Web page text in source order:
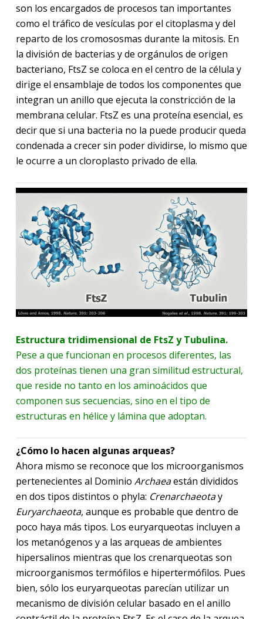
son los encargados de procesos tan importantes
como el tráfico de vesículas por el citoplasma y del
reparto de los cromososmas durante la mitosis. En
la división de bacterias y de orgánulos de origen
bacteriano, FtsZ se coloca en el centro de la célula y
dirige el ensamblaje de todos los componentes que
integran un anillo que ejecuta la constricción de la
membrana celular. FtsZ es una proteína esencial, es
decir que si una bacteria no la puede producir queda
condenada a crecer sin poder dividirse, lo mismo que
le ocurre a un cloroplasto privado de ella.
Estructura tridimensional de FtsZ y Tubulina.
Pese a que funcionan en procesos diferentes, las
dos proteínas tienen una gran similitud estructural,
que reside no tanto en los aminoácidos que
componen sus secuencias, sino en el tipo de
estructuras en hélice y lámina que adoptan.
¿Cómo lo hacen algunas arqueas?
Ahora mismo se reconoce que los microorganismos
pertenecientes al Dominio Archaeaestán divididos
en dos tipos distintos o phyla: Crenarchaeotay
Euryarchaeota, aunque es probable que dentro de
poco haya más tipos. Los euryarqueotas incluyen a
los metanógenos y a las arqueas de ambientes
hipersalinos mientras que los crenarqueotas son
microorganismos termófilos e hipertermófilos. Pues
bien, sólo los euryarqueotas parecían utilizar un
mecanismo de división celular basado en el anillo